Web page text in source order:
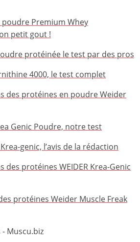
Premium Whey
petit gout !
protéinée le test par des pros
4000, le test complet
des protéines en poudre Weider
Genic Poudre, notre test
genic, l’avis de la rédaction
des protéines WEIDER Krea-Genic
protéines Weider Muscle Freak
Muscu.biz